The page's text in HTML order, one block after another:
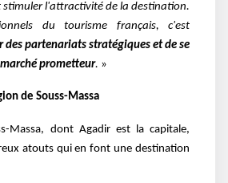
l'attractivité de la destination.
du tourisme français, c'est
des partenariats stratégiques et de se
prometteur. »
de Souss-Massa
Massa, dont Agadir est la capitale,
atouts qui en font une destination